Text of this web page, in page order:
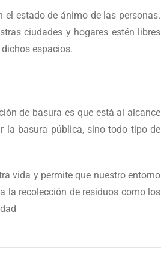
estado de ánimo de las personas.
ciudades y hogares estén libres
espacios.
de basura es que está al alcance
la basura pública, sino todo tipo de
vida y permite que nuestro entorno
la recolección de residuos como los